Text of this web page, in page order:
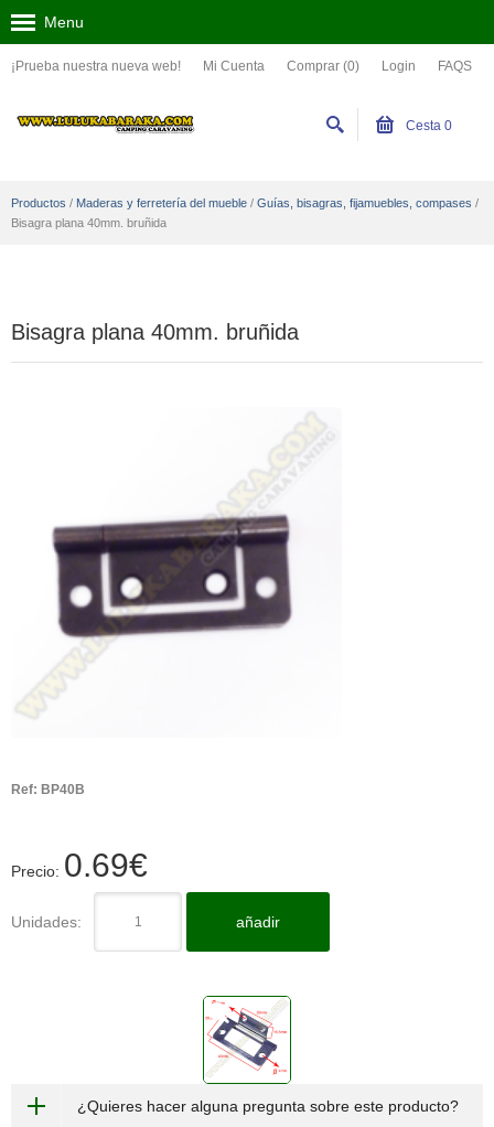
¡Prueba nuestra nueva web! Mi Cuenta Comprar (0) Login FAQS
Menu
Cesta 0
Productos / Maderas y ferretería del mueble / Guías, bisagras, fijamuebles, compases /
Bisagra plana 40mm. bruñida
Bisagra plana 40mm. bruñida
Ref: BP40B
Precio: 0.69€
Unidades: añadir
¿Quieres hacer alguna pregunta sobre este producto?